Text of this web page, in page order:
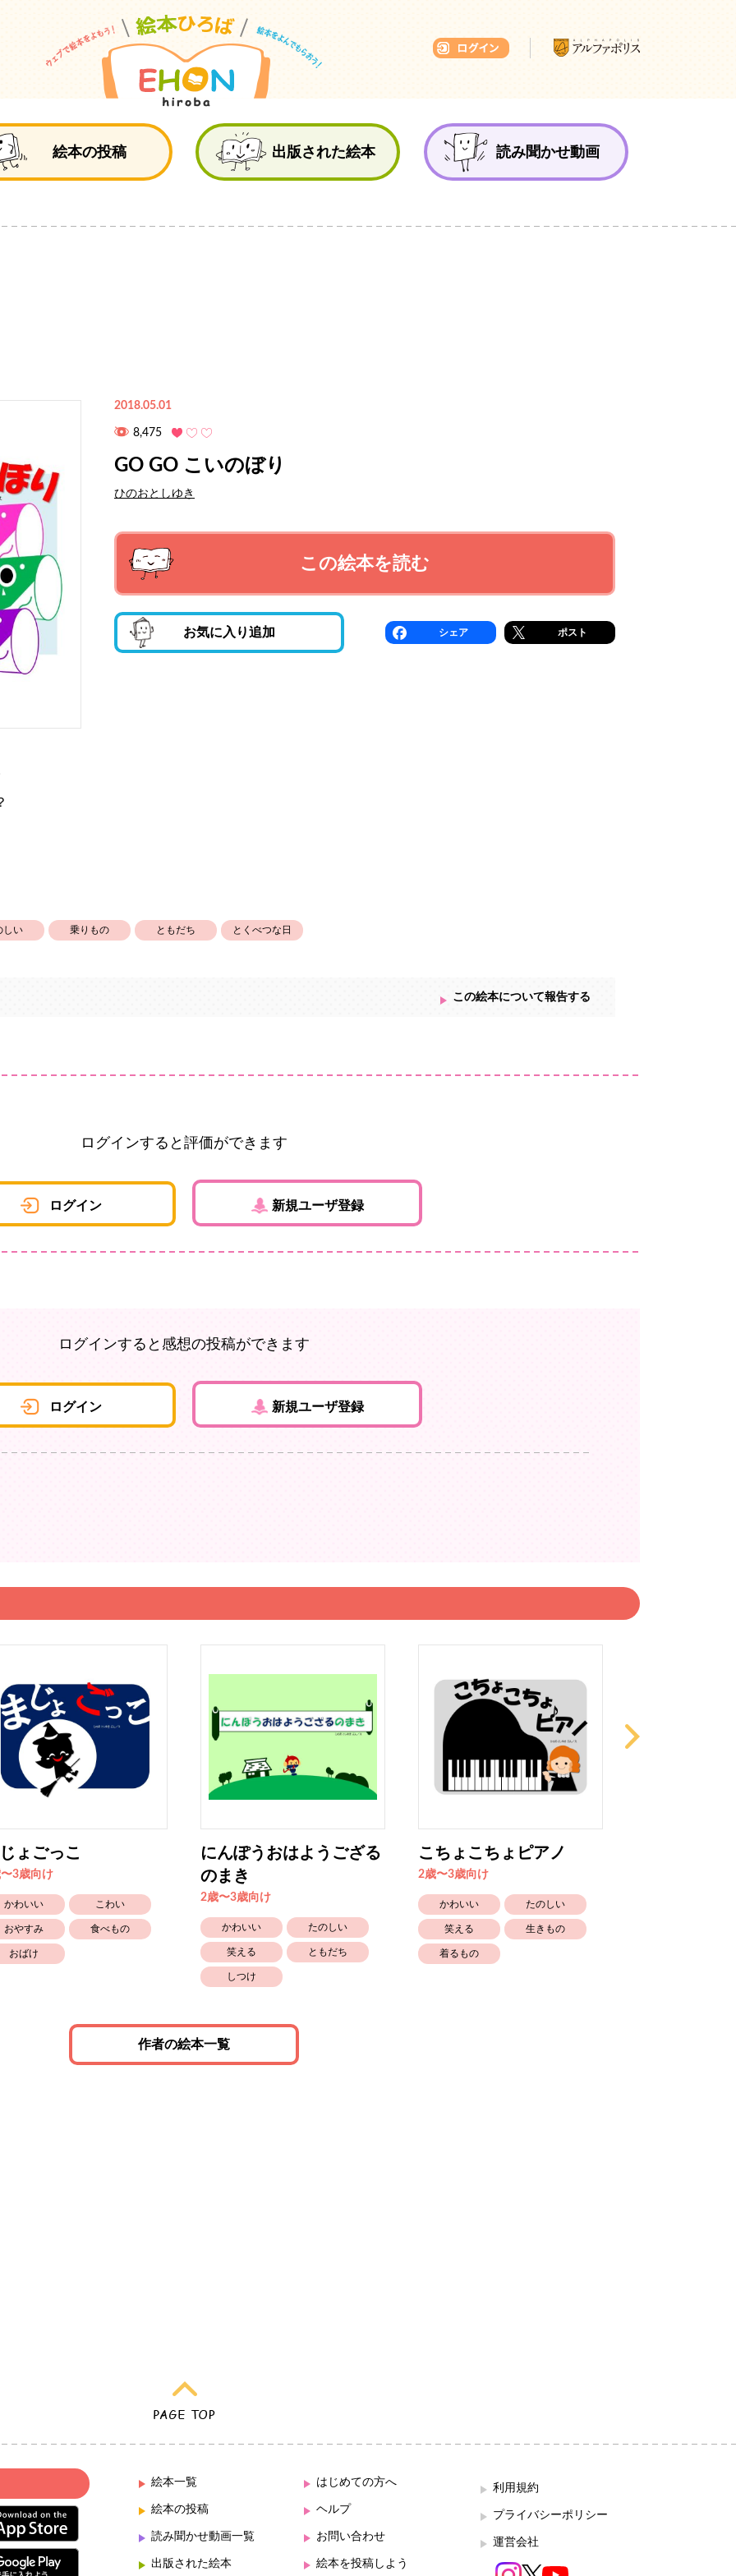
絵本の投稿 出版された絵本 読み聞かせ動画
2018.05.01
8,475
GO GO こいのぼり
ひのおとしゆき
この絵本を読む
お気に入り追加 シェア ポスト
しい 乗りもの ともだち とくべつな日
この絵本について報告する
ログインすると評価ができます
ログイン 新規ユーザ登録
ログインすると感想の投稿ができます
ログイン 新規ユーザ登録
ょごっこ
3歳向け
かわいい こわい
おやすみ 食べもの
おばけ
にんぽうおはようござる
のまき
2歳〜3歳向け
かわいい たのしい
笑える ともだち
しつけ
こちょこちょピアノ
2歳〜3歳向け
かわいい たのしい
笑える 生きもの
着るもの
作者の絵本一覧
絵本一覧
絵本の投稿
読み聞かせ動画一覧
出版された絵本
はじめての方へ
ヘルプ
お問い合わせ
絵本を投稿しよう
利用規約
プライバシーポリシー
運営会社